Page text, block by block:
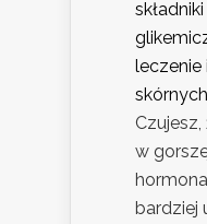
leczenie
skórnych
w
bardziej